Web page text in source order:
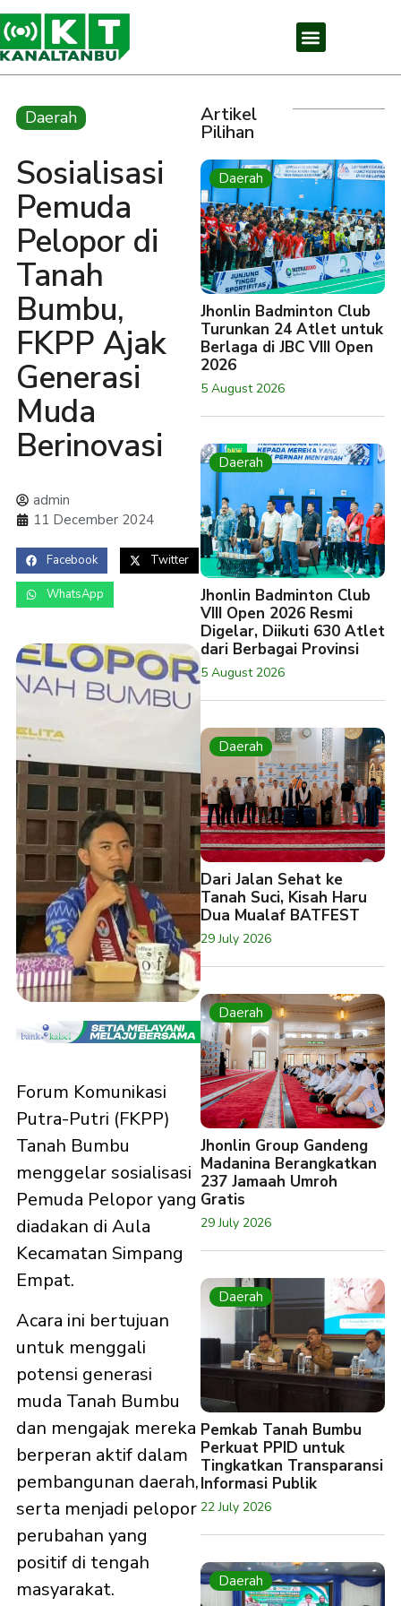
Daerah
Sosialisasi
Pemuda
Pelopor di
Tanah
Bumbu,
FKPP Ajak
Generasi
Muda
Berinovasi
admin
11 December 2024
Facebook Twitter
WhatsApp
Forum Komunikasi
Putra-Putri (FKPP)
Tanah Bumbu
menggelar sosialisasi
Pemuda Pelopor yang
diadakan di Aula
Kecamatan Simpang
Empat.
Acara ini bertujuan
untuk menggali
potensi generasi
muda Tanah Bumbu
dan mengajak mereka
berperan aktif dalam
pembangunan daerah,
serta menjadi pelopor
perubahan yang
positif di tengah
masyarakat.
Artikel
Pilihan
Daerah
Jhonlin Badminton Club
Turunkan 24 Atlet untuk
Berlaga di JBC VIII Open
2026
5 August 2026
Daerah
Jhonlin Badminton Club
VIII Open 2026 Resmi
Digelar, Diikuti 630 Atlet
dari Berbagai Provinsi
5 August 2026
Daerah
Dari Jalan Sehat ke
Tanah Suci, Kisah Haru
Dua Mualaf BATFEST
29 July 2026
Daerah
Jhonlin Group Gandeng
Madanina Berangkatkan
237 Jamaah Umroh
Gratis
29 July 2026
Daerah
Pemkab Tanah Bumbu
Perkuat PPID untuk
Tingkatkan Transparansi
Informasi Publik
22 July 2026
Daerah